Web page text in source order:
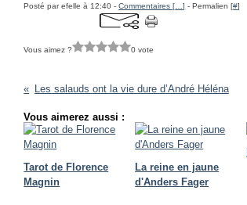
Posté par efelle à 12:40 -Commentaires [ …] - Permalien [#]
Vous aimez ? 0 vote
Les salauds ont la vie dure d’André Héléna
Vous aimerez aussi :
Tarot de Florence
Magnin
La reine en jaune
d'Anders Fager